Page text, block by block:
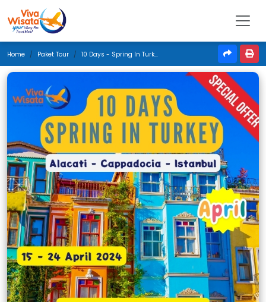
Home Paket Tour 10 Days - Spring In Turkey - April 2024 (ey)